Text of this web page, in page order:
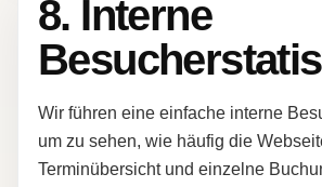
8. Interne
Wir führen eine einfache interne
um zu sehen, wie häufig die
Terminübersicht und einzelne